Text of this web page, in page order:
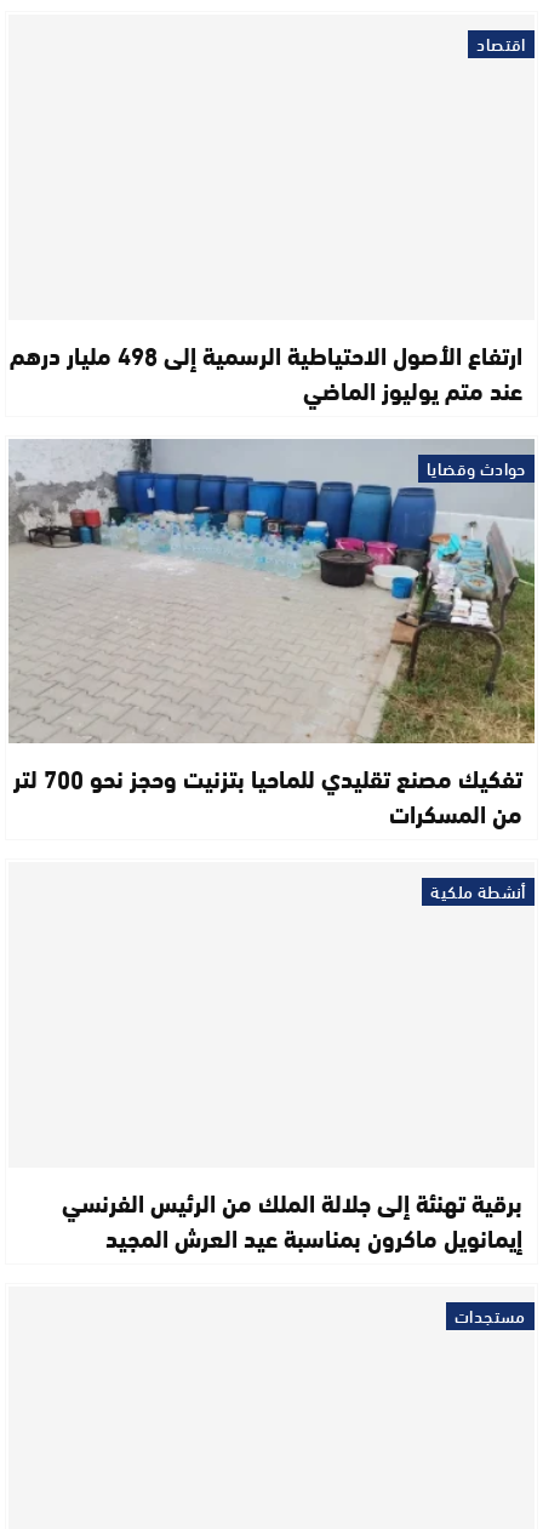
اقتصاد
ارتفاع الأصول الاحتياطية الرسمية إلى 498 مليار درهم
عند متم يوليوز الماضي
حوادث وقضايا
تفكيك مصنع تقليدي للماحيا بتزنيت وحجز نحو 700 لتر
من المسكرات
أنشطة ملكية
برقية تهنئة إلى جلالة الملك من الرئيس الفرنسي
إيمانويل ماكرون بمناسبة عيد العرش المجيد
مستجدات